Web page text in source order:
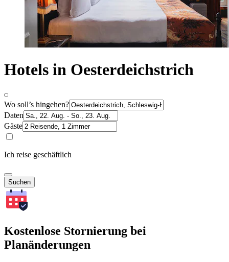
Hotels in Oesterdeichstrich
Wo soll’s hingehen?
Daten
Gäste
Ich reise geschäftlich
Suchen
Kostenlose Stornierung bei
Planänderungen